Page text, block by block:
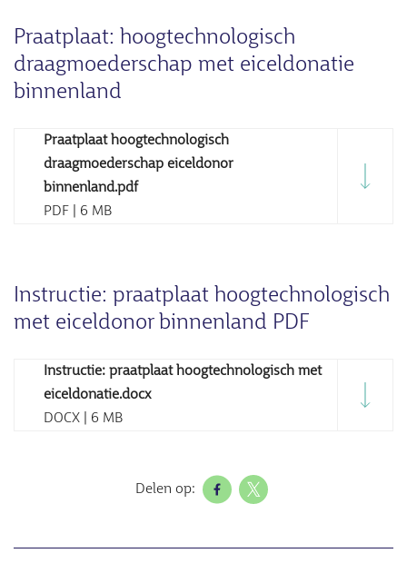
Praatplaat: hoogtechnologisch
draagmoederschap met eiceldonatie
binnenland
Praatplaat hoogtechnologisch
draagmoederschap eiceldonor
binnenland.pdf
PDF | 6 MB
Instructie: praatplaat hoogtechnologisch
met eiceldonor binnenland PDF
Instructie: praatplaat hoogtechnologisch met
eiceldonatie.docx
DOCX | 6 MB
Delen op: